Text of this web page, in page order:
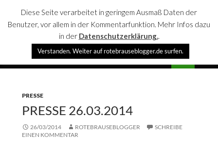
rotebrauseblogger
SPRINGE
PRESSE
PRESSE 26.03.2014
26/03/2014 ROTEBRAUSEBLOGGER
SCHREIBE
EINEN KOMMENTAR
Diese Seite verarbeitet in geringem Ausmaß Daten der
Benutzer, vor allem in der Kommentarfunktion. Mehr Infos dazu
in der Datenschutzerklärung..
Verstanden. Weiter auf rotebrauseblogger.de surfen.